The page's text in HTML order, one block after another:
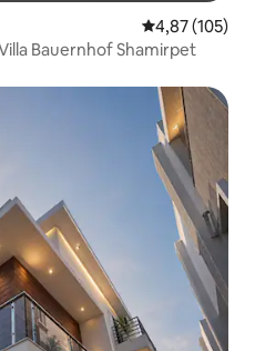
4,87 (105)
Bauernhof Shamirpet